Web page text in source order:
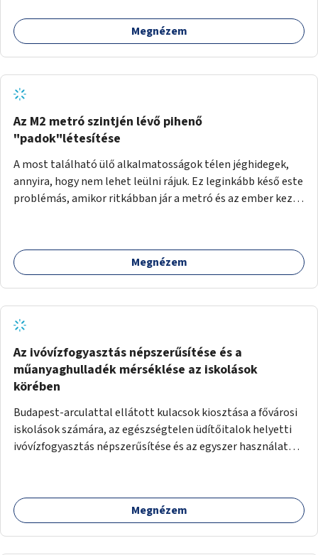
Megnézem
Az M2 metró szintjén lévő pihenő
"padok"létesítése
A most található ülő alkalmatosságok télen jéghidegek,
annyira, hogy nem lehet leülni rájuk. Ez leginkább késő este
problémás, amikor ritkábban jár a metró és az ember keze
Megnézem
Az ivóvízfogyasztás népszerűsítése és a
műanyaghulladék mérséklése az iskolások
körében
Budapest-arculattal ellátott kulacsok kiosztása a fővárosi
iskolások számára, az egészségtelen üdítőitalok helyetti
ivóvízfogyasztás népszerűsítése és az egyszer használatos
Megnézem